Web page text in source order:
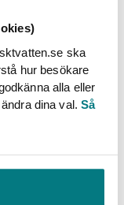
ska
hur besökare
alla eller
dina val.Så
(51
att fullgöra
får förenas
MÖD